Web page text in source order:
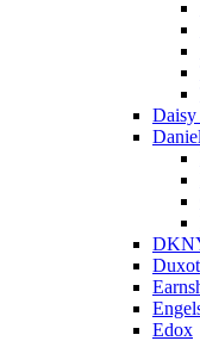
Duxot
Edox